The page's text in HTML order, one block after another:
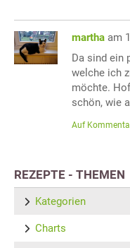
martha am
Da sind ein
welche ich
möchte.
schön, wie
Auf
REZEPTE - THEMEN
Kategorien
Charts